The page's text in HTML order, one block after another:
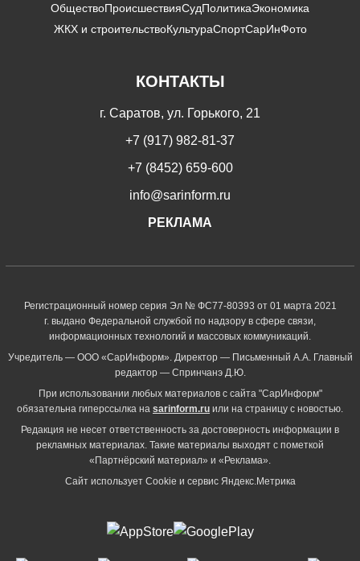
ОбществоПроисшествияСудПолитикаЭкономика
ЖКХ и строительствоКультураСпортСарИнФото
КОНТАКТЫ
г. Саратов, ул. Горького, 21
+7 (917) 982-81-37
+7 (8452) 659-600
info@sarinform.ru
РЕКЛАМА
Регистрационный номер серия Эл № ФС77-80393 от 01 марта 2021
г. выдано Федеральной службой по надзору в сфере связи,
информационных технологий и массовых коммуникаций.
Учредитель — ООО «СарИнформ». Директор — Письменный А.А. Главный
редактор — Спринчанэ Д.Ю.
При использовании любых материалов с сайта "СарИнформ"
обязательна гиперссылка на sarinform.ru или на страницу с новостью.
Редакция не несет ответственность за достоверность информации в
рекламных материалах. Такие материалы выходят с пометкой
«Партнёрский материал» и «Реклама».
Сайт использует Cookie и сервиc Яндекс.Метрика